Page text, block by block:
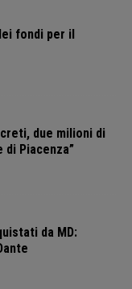
fondi per il
due milioni di
Piacenza”
da MD: